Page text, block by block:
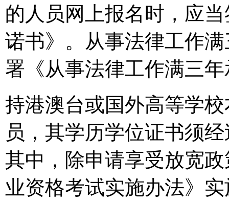
的人员网上报名时，应
诺书》。从事法律工作
署《从事法律工作满三
持港澳台或国外高等学
员，其学历学位证书须
其中，除申请享受放宽
业资格考试实施办法》